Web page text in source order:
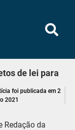
de lei para
foi publicada em 2
2021
Redação da